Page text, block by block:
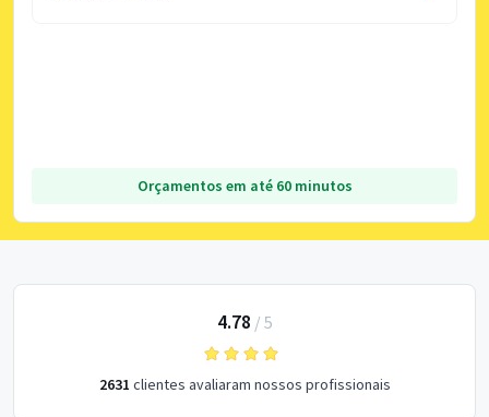
Orçamentos em até 60 minutos
4.78 / 5
2631 clientes avaliaram nossos profissionais